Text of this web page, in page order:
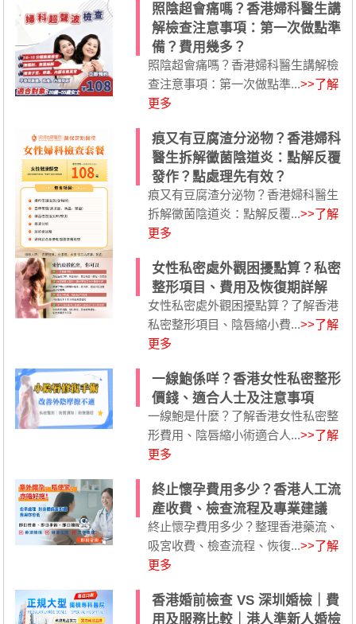
照陰超會痛嗎？香港婦科醫生講
解檢查注意事項：第一次做點準
備？費用幾多？
照陰超會痛嗎？香港婦科醫生講解檢
查注意事項：第一次做點準...>>了解
更多
痕又有豆腐渣分泌物？香港婦科
醫生拆解黴菌陰道炎：點解反覆
發作？點處理先有效？
痕又有豆腐渣分泌物？香港婦科醫生
拆解黴菌陰道炎：點解反覆...>>了解
更多
女性私密處外觀困擾點算？私密
整形項目、費用及恢復期詳解
女性私密處外觀困擾點算？了解香港
私密整形項目、陰唇縮小費...>>了解
更多
一線鮑係咩？香港女性私密整形
價錢、適合人士及注意事項
一線鮑是什麼？了解香港女性私密整
形費用、陰唇縮小術適合人...>>了解
更多
終止懷孕費用多少？香港人工流
產收費、檢查流程及專業建議
終止懷孕費用多少？整理香港藥流、
吸宮收費、檢查流程、恢復...>>了解
更多
香港婚前檢查 VS 深圳婚檢｜費
用及服務比較｜港人準新人婚檢